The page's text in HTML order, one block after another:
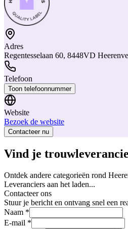
Adres
Regentesselaan 60, 8448VD
Telefoon
Toon telefoonnummer
Website
Bezoek de website
Contacteer nu
Vind je
Ontdek andere categorieën rond
Leveranciers aan het laden...
Contacteer ons
Stuur je bericht en ontvang snel een
Naam *
E-mail *